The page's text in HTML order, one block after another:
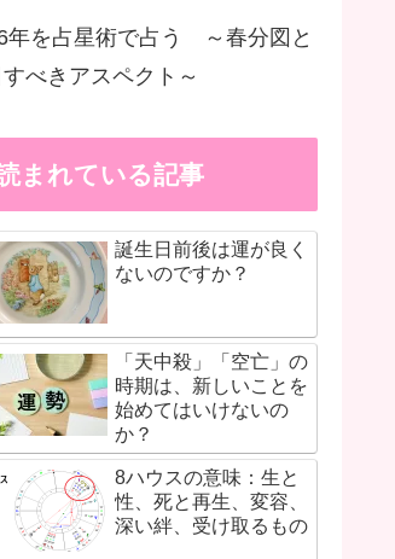
年を占星術で占う ～春分図と
べきアスペクト～
まれている記事
誕生日前後は運が良く
ないのですか？
「天中殺」「空亡」の
時期は、新しいことを
始めてはいけないの
か？
8ハウスの意味：生と
性、死と再生、変容、
深い絆、受け取るもの